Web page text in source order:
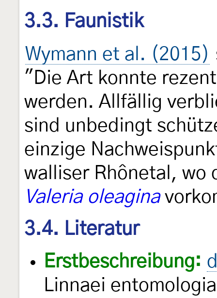
3.3. Faunistik
Wymann et al. (2015)
"Die Art konnte
werden. Allfällig
sind unbedingt
einzige
walliser Rhônetal, wo
Valeria oleagina
3.4. Literatur
Erstbeschreibung:
Linnaei